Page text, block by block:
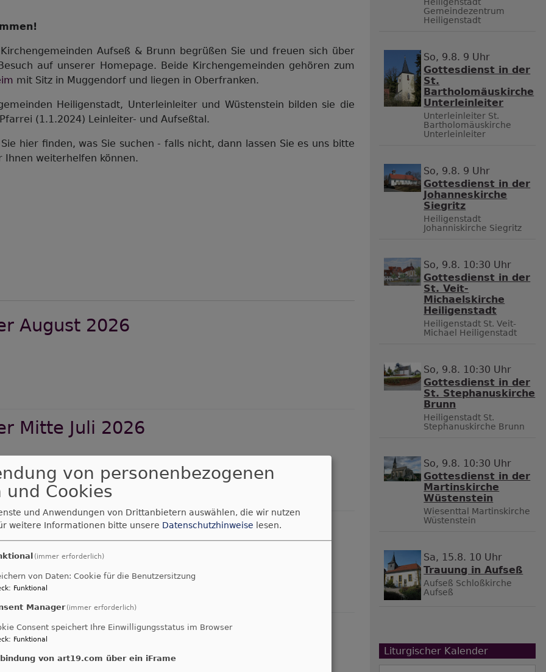
Aufseß & Brunn begrüßen Sie und freuen sich über
auf unserer Homepage. Beide Kirchengemeinden gehören zum
mit Sitz in Muggendorf und liegen in Oberfranken.
Heiligenstadt, Unterleinleiter und Wüstenstein bilden sie die
(1.1.2024) Leinleiter- und Aufseßtal.
hier finden, was Sie suchen - falls nicht, dann lassen Sie es uns bitte
Ihnen weiterhelfen können.
August 2026
Mitte Juli 2026
Juli 2026
Mitte Juni 2026
Gemeindezentrum
Heiligenstadt
So, 9.8. 9 Uhr
Gottesdienst in der
St.
Bartholomäuskirche
Unterleinleiter
Unterleinleiter St.
Bartholomäuskirche
Unterleinleiter
So, 9.8. 9 Uhr
Gottesdienst in der
Johanneskirche
Siegritz
Heiligenstadt
Johanniskirche Siegritz
So, 9.8. 10:30 Uhr
Gottesdienst in der
St. Veit-
Michaelskirche
Heiligenstadt
Heiligenstadt St. Veit-
Michael Heiligenstadt
So, 9.8. 10:30 Uhr
Gottesdienst in der
St. Stephanuskirche
Brunn
Heiligenstadt St.
Stephanuskirche Brunn
So, 9.8. 10:30 Uhr
Gottesdienst in der
Martinskirche
Wüstenstein
Wiesenttal
Martinskirche
Wüstenstein
Sa, 15.8. 10 Uhr
Trauung in Aufseß
Aufseß Schloßkirche
Aufseß
Liturgischer Kalender
von personenbezogenen
und Cookies
und Anwendungen von Drittanbietern auswählen, die wir nutzen
weitere Informationen bitte unsere Datenschutzhinweise lesen.
(immer erforderlich)
von Daten: Cookie für die Benutzersitzung
: Funktional
Manager (immer erforderlich)
Consent speichert Ihre Einwilligungsstatus im Browser
: Funktional
von art19.com über ein iFrame